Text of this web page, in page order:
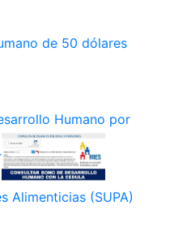
de 50 dólares
Humano por
Alimenticias (SUPA)